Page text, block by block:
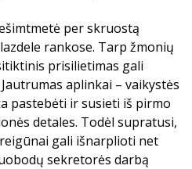
per skruostą
rankose. Tarp žmonių
prisilietimas gali
aplinkai – vaikystės
pastebėti ir susieti iš pirmo
detales. Todėl supratusi,
gali išnarplioti net
sekretorės darbą